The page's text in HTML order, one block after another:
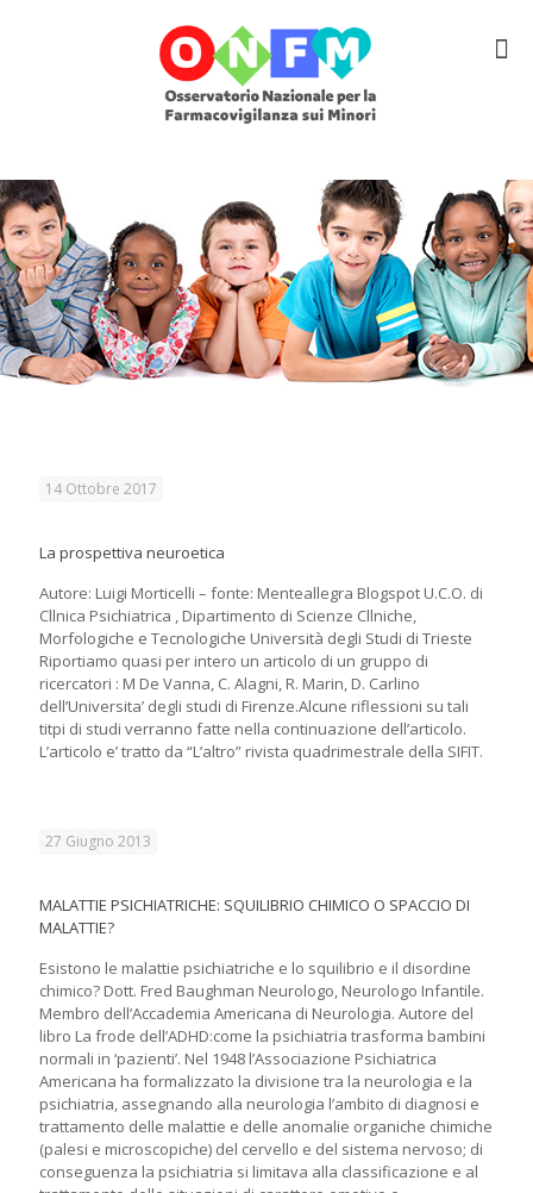
14 Ottobre 2017
La prospettiva neuroetica
Autore: Luigi Morticelli – fonte: Menteallegra Blogspot U.C.O. di
Cllnica Psichiatrica , Dipartimento di Scienze Cllniche,
Morfologiche e Tecnologiche Università degli Studi di Trieste
Riportiamo quasi per intero un articolo di un gruppo di
ricercatori : M De Vanna, C. Alagni, R. Marin, D. Carlino
dell’Universita’ degli studi di Firenze.Alcune riflessioni su tali
titpi di studi verranno fatte nella continuazione dell’articolo.
L’articolo e’ tratto da “L’altro” rivista quadrimestrale della SIFIT.
27 Giugno 2013
MALATTIE PSICHIATRICHE: SQUILIBRIO CHIMICO O SPACCIO DI
MALATTIE?
Esistono le malattie psichiatriche e lo squilibrio e il disordine
chimico? Dott. Fred Baughman Neurologo, Neurologo Infantile.
Membro dell’Accademia Americana di Neurologia. Autore del
libro La frode dell’ADHD:come la psichiatria trasforma bambini
normali in ‘pazienti’. Nel 1948 l’Associazione Psichiatrica
Americana ha formalizzato la divisione tra la neurologia e la
psichiatria, assegnando alla neurologia l’ambito di diagnosi e
trattamento delle malattie e delle anomalie organiche chimiche
(palesi e microscopiche) del cervello e del sistema nervoso; di
conseguenza la psichiatria si limitava alla classificazione e al